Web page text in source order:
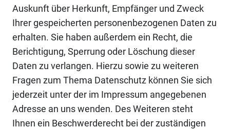
Auskunft über Herkunft, Empfänger und Zweck
Ihrer gespeicherten personenbezogenen Daten zu
erhalten. Sie haben außerdem ein Recht, die
Berichtigung, Sperrung oder Löschung dieser
Daten zu verlangen. Hierzu sowie zu weiteren
Fragen zum Thema Datenschutz können Sie sich
jederzeit unter der im Impressum angegebenen
Adresse an uns wenden. Des Weiteren steht
Ihnen ein Beschwerderecht bei der zuständigen